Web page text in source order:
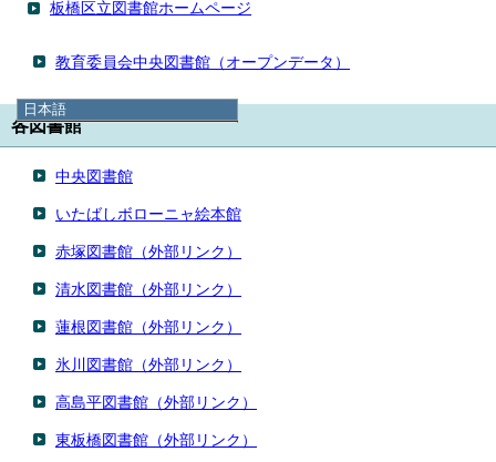
日本語
日本語
English
한국어
繁體中文
板橋区立図書館ホームページ
教育委員会中央図書館（オープンデータ）
各図書館
中央図書館
いたばしボローニャ絵本館
赤塚図書館 （外部リンク）
清水図書館 （外部リンク）
蓮根図書館 （外部リンク）
氷川図書館 （外部リンク）
高島平図書館 （外部リンク）
東板橋図書館 （外部リンク）